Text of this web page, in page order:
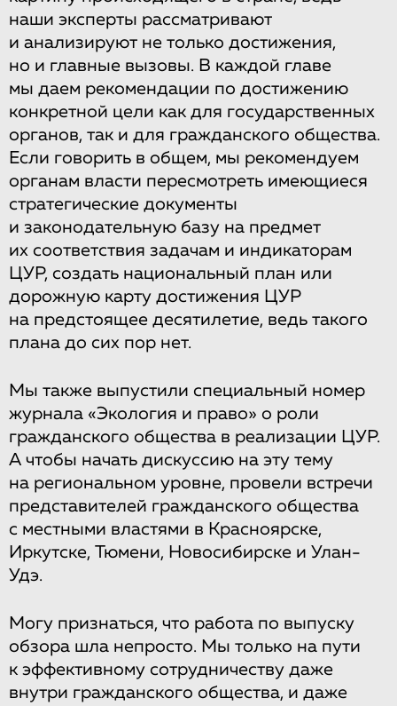
наши эксперты рассматривают
и анализируют не только достижения,
но и главные вызовы. В каждой главе
мы даем рекомендации по достижению
конкретной цели как для государственных
органов, так и для гражданского общества.
Если говорить в общем, мы рекомендуем
органам власти пересмотреть имеющиеся
стратегические документы
и законодательную базу на предмет
их соответствия задачам и индикаторам
ЦУР, создать национальный план или
дорожную карту достижения ЦУР
на предстоящее десятилетие, ведь такого
плана до сих пор нет.
Мы также выпустили специальный номер
журнала «Экология и право» о роли
гражданского общества в реализации ЦУР.
А чтобы начать дискуссию на эту тему
на региональном уровне, провели встречи
представителей гражданского общества
с местными властями в Красноярске,
Иркутске, Тюмени, Новосибирске и Улан-
Удэ.
Могу признаться, что работа по выпуску
обзора шла непросто. Мы только на пути
к эффективному сотрудничеству даже
внутри гражданского общества, и даже